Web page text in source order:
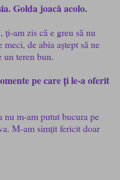
Golda joacă acolo.
am zis că e greu să nu
de abia aștept să ne
un teren bun.
pe care ți le-a oferit
m-am putut bucura pe
M-am simțit fericit doar